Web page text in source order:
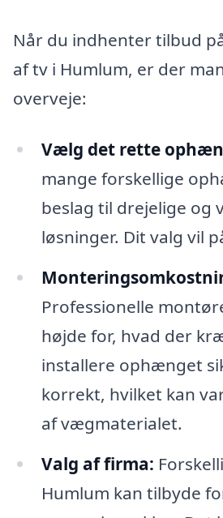
Når du indhenter tilbud
af tv i Humlum, er der
overveje:
Vælg det rette
mange forskellige
beslag til drejelige og
løsninger. Dit valg vil
Professionelle
højde for, hvad der
installere ophænget
korrekt, hvilket kan
af vægmaterialet.
Valg af firma:
Humlum kan tilbyde